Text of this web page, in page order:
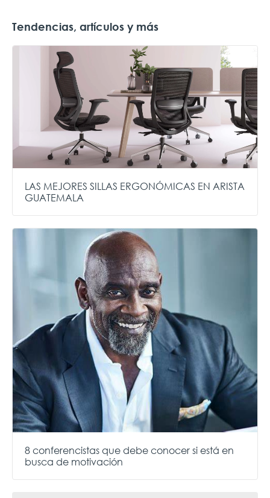
Tendencias, artículos y más
LAS MEJORES SILLAS ERGONÓMICAS EN ARISTA
GUATEMALA
8 conferencistas que debe conocer si está en
busca de motivación